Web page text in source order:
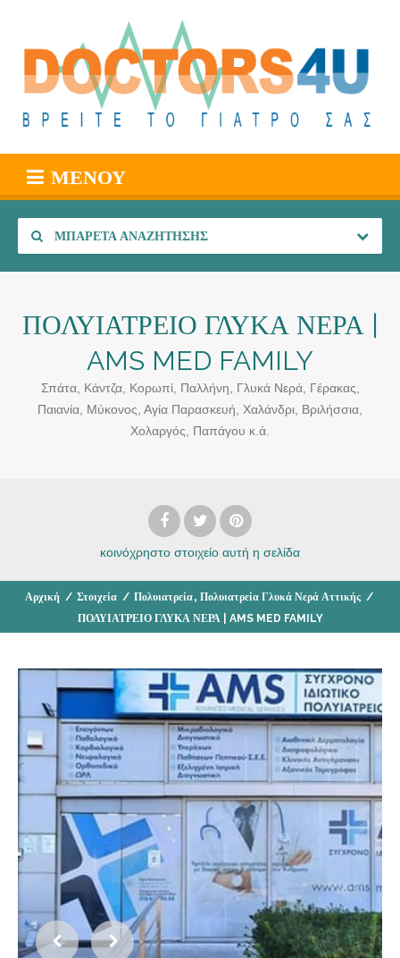
ΜΕΝΟΎ
ΜΠΑΡΈΤΑ ΑΝΑΖΉΤΗΣΗΣ
ΠΟΛΥΙΑΤΡΕΙΟ ΓΛΥΚΑ ΝΕΡΑ |
AMS MED FAMILY
Σπάτα, Κάντζα, Κορωπί, Παλλήνη, Γλυκά Νερά, Γέρακας,
Παιανία, Μύκονος, Αγία Παρασκευή, Χαλάνδρι, Βριλήσσια,
Χολαργός, Παπάγου κ.ά.
κοινόχρηστο στοιχείο αυτή η σελίδα
Αρχική / Στοιχεία / Πολυιατρεία, Πολυιατρεία Γλυκά Νερά Αττικής /
ΠΟΛΥΙΑΤΡΕΙΟ ΓΛΥΚΑ ΝΕΡΑ | AMS MED FAMILY